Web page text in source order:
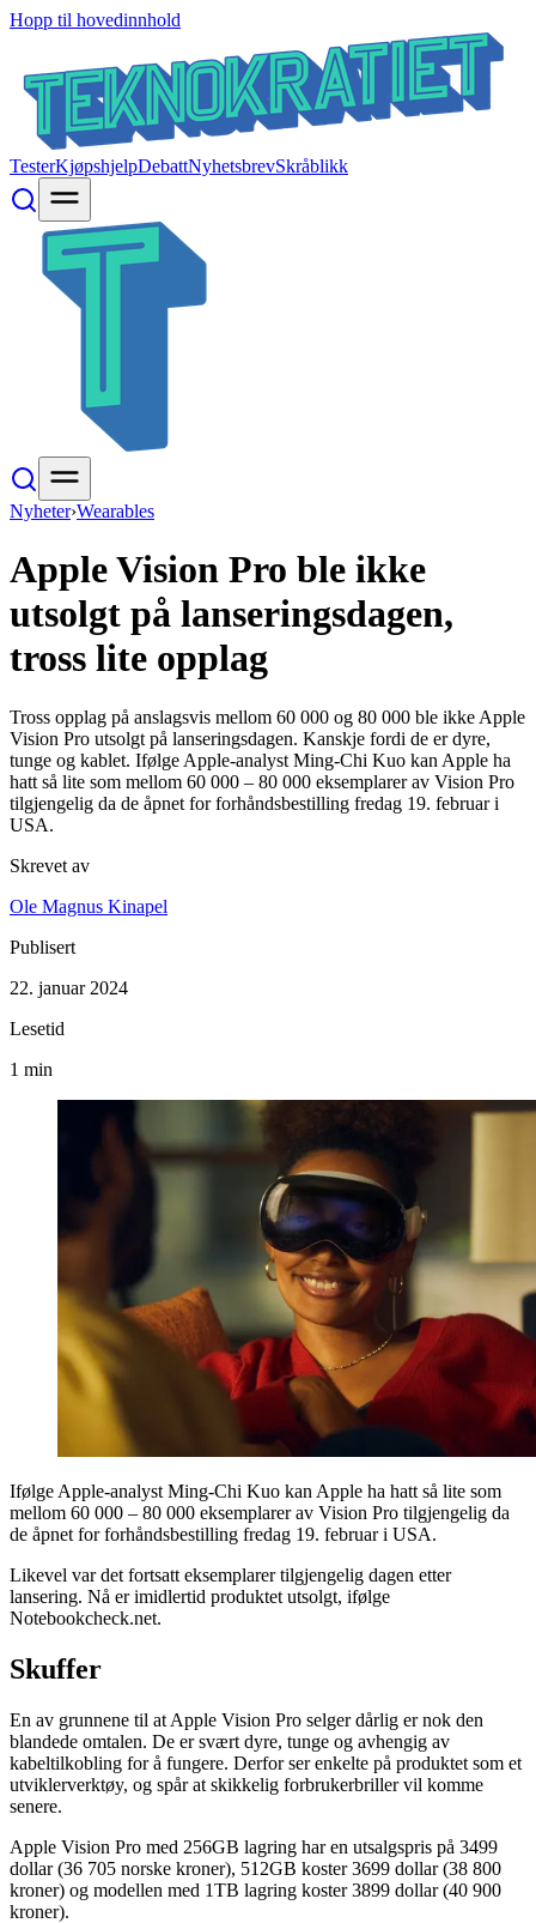
Hopp til hovedinnhold
TesterKjøpshjelpDebattNyhetsbrevSkråblikk
Nyheter›Wearables
Apple Vision Pro ble ikke
utsolgt på lanseringsdagen,
tross lite opplag
Tross opplag på anslagsvis mellom 60 000 og 80 000 ble ikke Apple
Vision Pro utsolgt på lanseringsdagen. Kanskje fordi de er dyre,
tunge og kablet. Ifølge Apple-analyst Ming-Chi Kuo kan Apple ha
hatt så lite som mellom 60 000 – 80 000 eksemplarer av Vision Pro
tilgjengelig da de åpnet for forhåndsbestilling fredag 19. februar i
USA.
Skrevet av
Ole Magnus Kinapel
Publisert
22. januar 2024
Lesetid
1 min
Ifølge Apple-analyst Ming-Chi Kuo kan Apple ha hatt så lite som
mellom 60 000 – 80 000 eksemplarer av Vision Pro tilgjengelig da
de åpnet for forhåndsbestilling fredag 19. februar i USA.
Likevel var det fortsatt eksemplarer tilgjengelig dagen etter
lansering. Nå er imidlertid produktet utsolgt, ifølge
Notebookcheck.net.
Skuffer
En av grunnene til at Apple Vision Pro selger dårlig er nok den
blandede omtalen. De er svært dyre, tunge og avhengig av
kabeltilkobling for å fungere. Derfor ser enkelte på produktet som et
utviklerverktøy, og spår at skikkelig forbrukerbriller vil komme
senere.
Apple Vision Pro med 256GB lagring har en utsalgspris på 3499
dollar (36 705 norske kroner), 512GB koster 3699 dollar (38 800
kroner) og modellen med 1TB lagring koster 3899 dollar (40 900
kroner).